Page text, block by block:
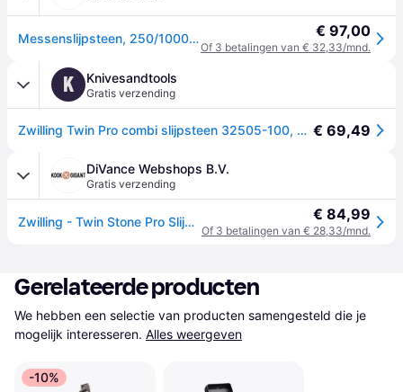
Messenslijpsteen, 250/1000 - Zwilling € 97,00
Of 3 betalingen van € 32,33/mnd.
K Knivesandtools
Gratis verzending
Zwilling Twin Pro combi slijpsteen 32505-100, korrel 250 / 1000 - zwart € 69,49
DiVance Webshops B.V.
Gratis verzending
Zwilling - Twin Stone Pro Slijpsteen € 84,99
Of 3 betalingen van € 28,33/mnd.
Gerelateerde producten
We hebben een selectie van producten samengesteld die je
mogelijk interesseren. Alles weergeven
-10%